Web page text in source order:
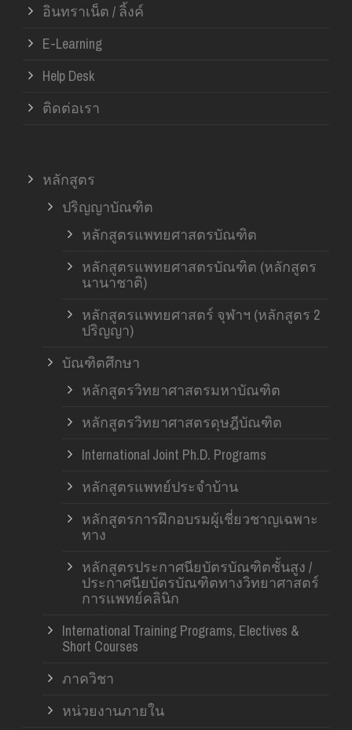
อินทราเน็ต / ลิ้งค์
E-Learning
Help Desk
ติดต่อเรา
หลักสูตร
ปริญญาบัณฑิต
หลักสูตรแพทยศาสตรบัณฑิต
หลักสูตรแพทยศาสตรบัณฑิต (หลักสูตร
นานาชาติ)
หลักสูตรแพทยศาสตร์ จุฬาฯ (หลักสูตร 2
ปริญญา)
บัณฑิตศึกษา
หลักสูตรวิทยาศาสตรมหาบัณฑิต
หลักสูตรวิทยาศาสตรดุษฎีบัณฑิต
International Joint Ph.D. Programs
หลักสูตรแพทย์ประจำบ้าน
หลักสูตรการฝึกอบรมผู้เชี่ยวชาญเฉพาะ
ทาง
หลักสูตรประกาศนียบัตรบัณฑิตชั้นสูง /
ประกาศนียบัตรบัณฑิตทางวิทยาศาสตร์
การแพทย์คลินิก
International Training Programs, Electives &
Short Courses
ภาควิชา
หน่วยงานภายใน